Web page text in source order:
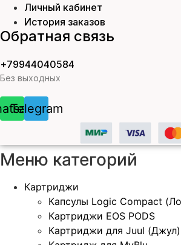
Личный кабинет
История заказов
Обратная связь
+79944040584
Без выходных
Telegram
Меню категорий
Картриджи
Капсулы Logic Compact
Картриджи EOS PODS
Картриджи для Juul (Джул)